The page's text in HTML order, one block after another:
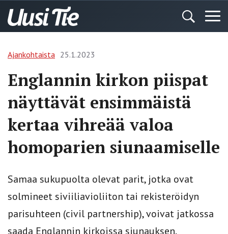
Ajankohtaista 25.1.2023
Englannin kirkon piispat
näyttävät ensimmäistä
kertaa vihreää valoa
homoparien siunaamiselle
Samaa sukupuolta olevat parit, jotka ovat
solmineet siviiliavioliiton tai rekisteröidyn
parisuhteen (civil partnership), voivat jatkossa
saada Englannin kirkoissa siunauksen.